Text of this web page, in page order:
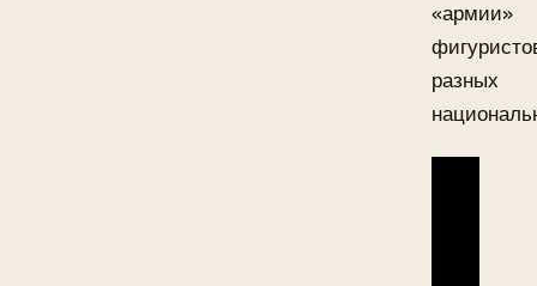
«армии»
разных